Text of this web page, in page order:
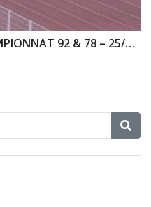
100M – ESM – SERIE 9 – CHAMPIONNAT 92 & 78 – 25/05/2019 – VERSAILLES